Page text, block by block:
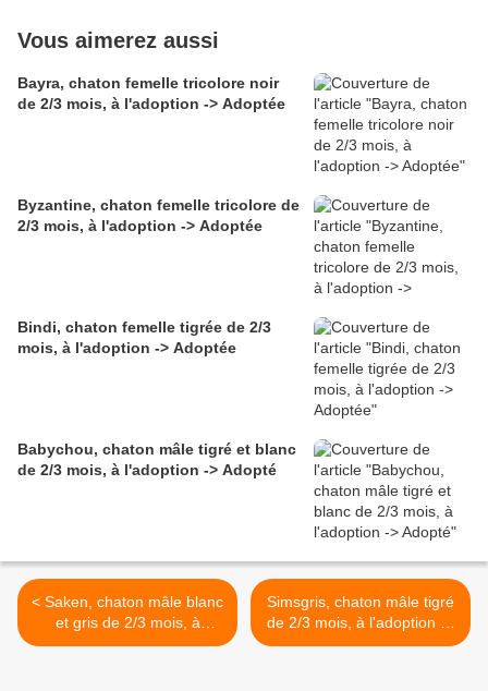
Vous aimerez aussi
Bayra, chaton femelle tricolore noir
de 2/3 mois, à l'adoption -> Adoptée
Byzantine, chaton femelle tricolore de
2/3 mois, à l'adoption -> Adoptée
Bindi, chaton femelle tigrée de 2/3
mois, à l'adoption -> Adoptée
Babychou, chaton mâle tigré et blanc
de 2/3 mois, à l'adoption -> Adopté
< Saken, chaton mâle blanc
et gris de 2/3 mois, à
l'adoption -> adopté
Simsgris, chaton mâle tigré
de 2/3 mois, à l'adoption ->
adopté >